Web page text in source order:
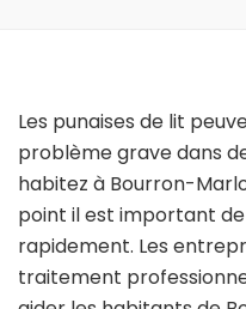
Les punaises de lit
problème grave dans
habitez à Bourron-
point il est important
rapidement. Les
traitement